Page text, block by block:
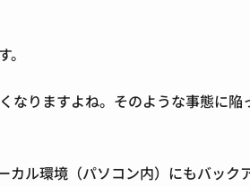
なりますよね。そのような事態に陥
カル環境（パソコン内）にもバック